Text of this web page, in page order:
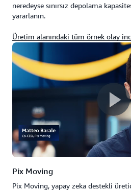
neredeyse sınırsız depolama
yararlanın.
Üretim alanındaki tüm örnek olay
Pix Moving
Pix Moving, yapay zeka destekli